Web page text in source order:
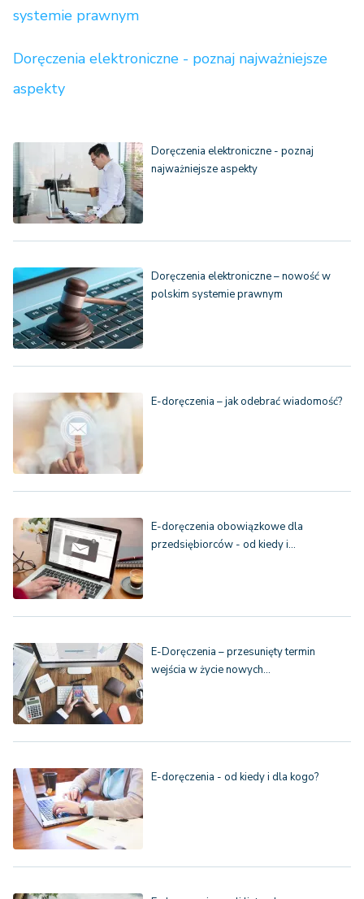
systemie prawnym
Doręczenia elektroniczne - poznaj najważniejsze
aspekty
Doręczenia elektroniczne - poznaj
najważniejsze aspekty
Doręczenia elektroniczne – nowość w
polskim systemie prawnym
E-doręczenia – jak odebrać wiadomość?
E-doręczenia obowiązkowe dla
przedsiębiorców - od kiedy i…
E-Doręczenia – przesunięty termin
wejścia w życie nowych…
E-doręczenia - od kiedy i dla kogo?